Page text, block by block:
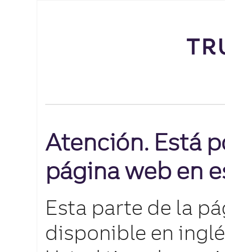
Atención. Está
página web en
Esta parte de la
disponible en